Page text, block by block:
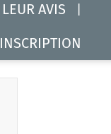
LEUR AVIS
INSCRIPTION